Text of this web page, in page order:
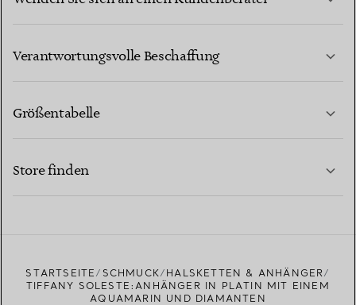
Verantwortungsvolle Beschaffung
Größentabelle
Store finden
STARTSEITE SCHMUCK
HALSKETTEN & ANHÄNGER
TIFFANY SOLESTE:ANHÄNGER IN PLATIN MIT EINEM
AQUAMARIN UND DIAMANTEN